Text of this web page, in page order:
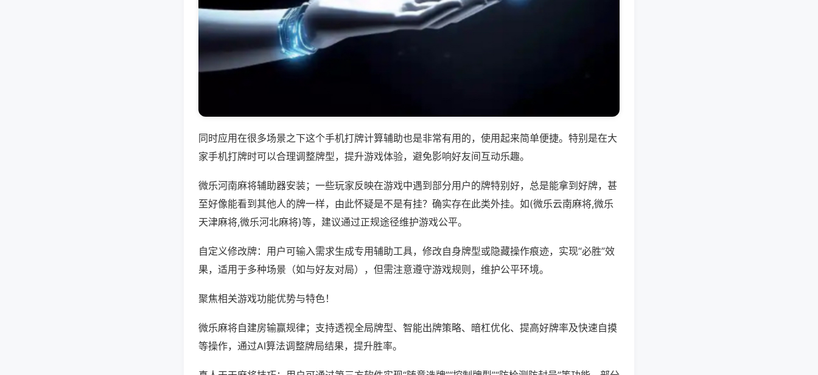
同时应用在很多场景之下这个手机打牌计算辅助也是非常有用的，使用起来简单便捷。特别是在大
家手机打牌时可以合理调整牌型，提升游戏体验，避免影响好友间互动乐趣。
微乐河南麻将辅助器安装；一些玩家反映在游戏中遇到部分用户的牌特别好，总是能拿到好牌，甚
至好像能看到其他人的牌一样，由此怀疑是不是有挂？确实存在此类外挂。如(微乐云南麻将,微乐
天津麻将,微乐河北麻将)等，建议通过正规途径维护游戏公平。
自定义修改牌：用户可输入需求生成专用辅助工具，修改自身牌型或隐藏操作痕迹，实现“必胜”效
果，适用于多种场景（如与好友对局），但需注意遵守游戏规则，维护公平环境。
聚焦相关游戏功能优势与特色！
微乐麻将自建房输赢规律；支持透视全局牌型、智能出牌策略、暗杠优化、提高好牌率及快速自摸
等操作，通过AI算法调整牌局结果，提升胜率。